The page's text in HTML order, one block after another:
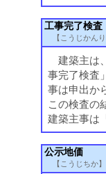
工事完了検査
【こうじかん
建築主は
事完了検査
事は申出か
この検査の
建築主事は
公示地価
【こうじちか】